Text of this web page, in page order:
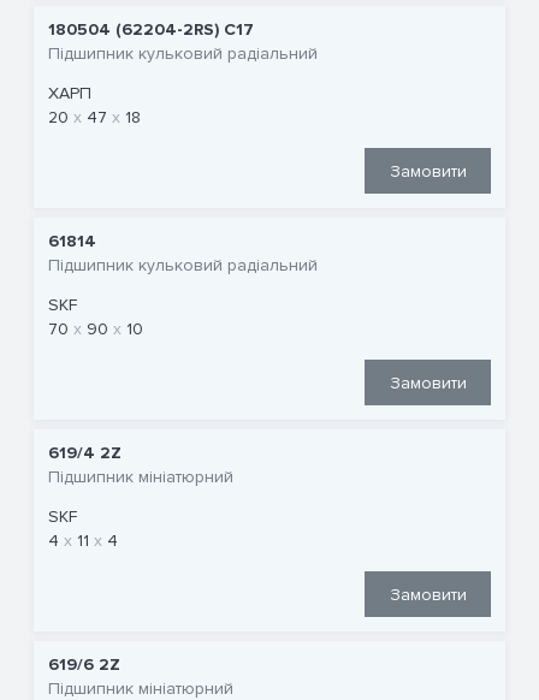
180504 (62204-2RS) C17
Підшипник кульковий радіальний
ХАРП
20
47 18
Замовити
61814
Підшипник кульковий радіальний
SKF
70
90 10
Замовити
619/4 2Z
Підшипник мініатюрний
SKF
4
11 4
Замовити
619/6 2Z
Підшипник мініатюрний